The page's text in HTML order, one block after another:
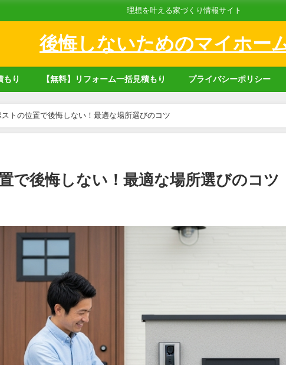
理想を叶える家づくり情報サイト
後悔しないためのマイホー
もり 【無料】リフォーム一括見積もり プライバシーポリシー
トの位置で後悔しない！最適な場所選びのコツ
で後悔しない！最適な場所選びのコツ